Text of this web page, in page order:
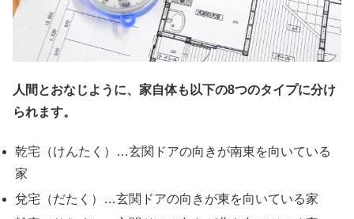
人間とおなじように、家自体も以下の8つのタイプに分け
られます。
乾宅（けんたく）…玄関ドアの向きが南東を向いている
家
兌宅（だたく）…玄関ドアの向きが東を向いている家